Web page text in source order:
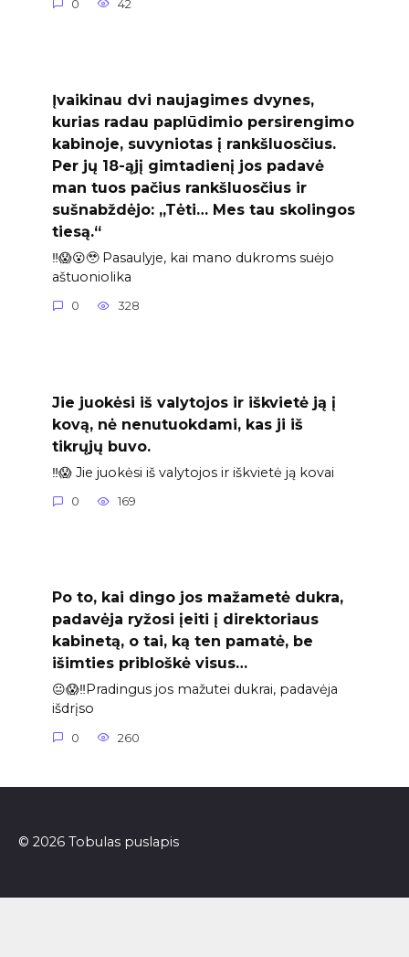
0 42
Įvaikinau dvi naujagimes dvynes,
kurias radau paplūdimio persirengimo
kabinoje, suvyniotas į rankšluosčius.
Per jų 18-ąjį gimtadienį jos padavė
man tuos pačius rankšluosčius ir
sušnabždėjo: „Tėti… Mes tau skolingos
tiesą.“
‼️😱😮🥹 Pasaulyje, kai mano dukroms suėjo
aštuoniolika
0 328
Jie juokėsi iš valytojos ir iškvietė ją į
kovą, nė nenutuokdami, kas ji iš
tikrųjų buvo.
‼️😱 Jie juokėsi iš valytojos ir iškvietė ją kovai
0 169
Po to, kai dingo jos mažametė dukra,
padavėja ryžosi įeiti į direktoriaus
kabinetą, o tai, ką ten pamatė, be
išimties pribloškė visus…
😐😱‼️Pradingus jos mažutei dukrai, padavėja
išdrįso
0 260
© 2026 Tobulas puslapis